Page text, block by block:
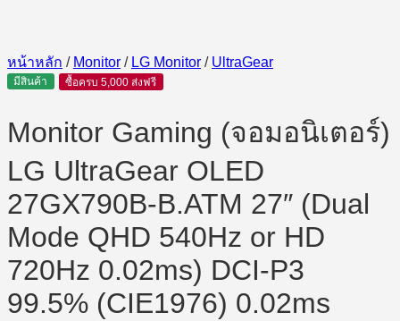
หน้าหลัก / Monitor / LG Monitor / UltraGear
มีสินค้า ซื้อครบ 5,000 ส่งฟรี
Monitor Gaming (จอมอนิเตอร์)
LG UltraGear OLED
27GX790B-B.ATM 27″ (Dual
Mode QHD 540Hz or HD
720Hz 0.02ms) DCI-P3
99.5% (CIE1976) 0.02ms